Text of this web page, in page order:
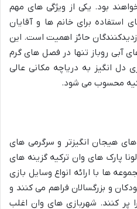
بود. یکی از ویژگی های مهم
برای خانم ها و آقایان
حائز اهمیت است. این
آبی روباز تنها در فصل های گرم
انگیز به دریاچه مکانی عالی
محسوب می شود.
هیجان انگیزتر و سرگرمی های
پارک های وان ترکیه گزینه های
ها با ارائه انواع وسایل بازی
و بزرگسالان فراهم می کنند و
پر کنند. شهربازی های وان اغلب